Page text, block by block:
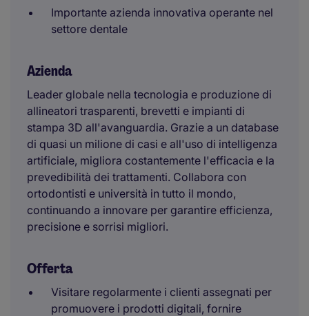
Importante azienda innovativa operante nel
settore dentale
Azienda
Leader globale nella tecnologia e produzione di
allineatori trasparenti, brevetti e impianti di
stampa 3D all'avanguardia. Grazie a un database
di quasi un milione di casi e all'uso di intelligenza
artificiale, migliora costantemente l'efficacia e la
prevedibilità dei trattamenti. Collabora con
ortodontisti e università in tutto il mondo,
continuando a innovare per garantire efficienza,
precisione e sorrisi migliori.
Offerta
Visitare regolarmente i clienti assegnati per
promuovere i prodotti digitali, fornire